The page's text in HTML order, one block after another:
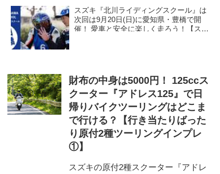
スズキ『北川ライディングスクール』は
次回は9月20日(日)に愛知県・豊橋で開
催！ 愛車と安全に楽しく走ろう！【スズ
財布の中身は5000円！ 125ccス
クーター『アドレス125』で日
帰りバイクツーリングはどこま
で行ける？【行き当たりばった
り原付2種ツーリングインプレ
①】
スズキの原付2種スクーター『アドレ